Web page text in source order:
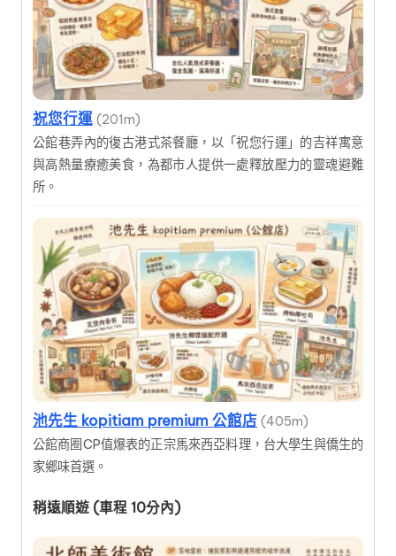
祝您行運 (201m)
公館巷弄內的復古港式茶餐廳，以「祝您行運」的吉祥寓意
與高熱量療癒美食，為都市人提供一處釋放壓力的靈魂避難
所。
池先生 kopitiam premium 公館店 (405m)
公館商圈CP值爆表的正宗馬來西亞料理，台大學生與僑生的
家鄉味首選。
稍遠順遊 (車程 10分內)